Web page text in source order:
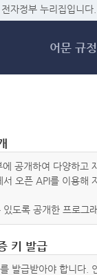
메
자정부 누리집입니다.
어문 규정
공개하여 다양하
오픈 API를 이용해
도록 공개한 프로그
키 발급
발급받아야 합니다